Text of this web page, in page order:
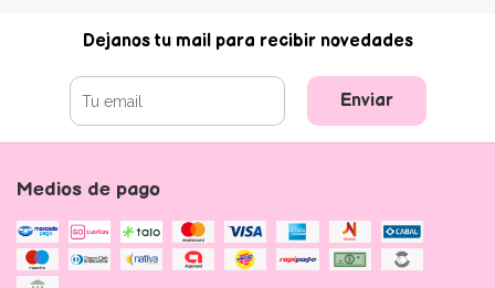
Dejanos tu mail para recibir novedades
Enviar
Medios de pago